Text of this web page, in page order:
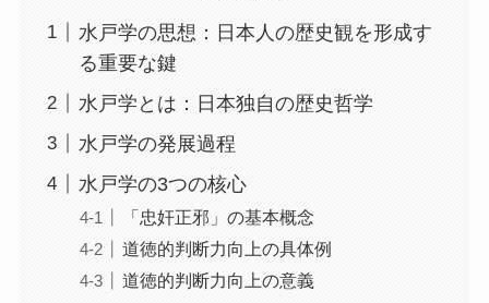
水戸学の思想：日本人の歴史観を形成す
る重要な鍵
水戸学とは：日本独自の歴史哲学
水戸学の発展過程
水戸学の3つの核心
「忠奸正邪」の基本概念
道徳的判断力向上の具体例
道徳的判断力向上の意義